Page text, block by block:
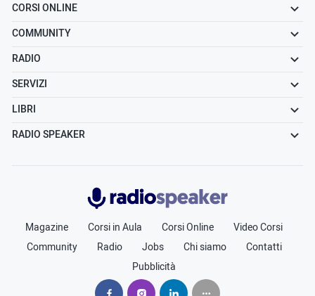
CORSI ONLINE
COMMUNITY
RADIO
SERVIZI
LIBRI
RADIO SPEAKER
Radiospeaker.it
Magazine Corsi in Aula Corsi Online
Video Corsi
Community
Radio Jobs Chi siamo
Contatti
Pubblicità